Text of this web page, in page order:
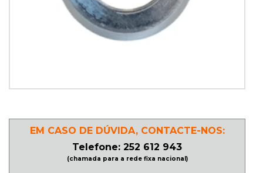
PATINAGEM
LINHA
EM CASO DE DÚVIDA, CONTACTE-NOS:
Telefone: 252 612 943
(chamada para a rede fixa nacional)